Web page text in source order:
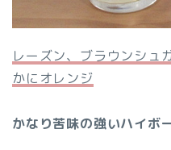
レーズン、ブラウンシュ
かにオレンジ
かなり苦味の強いハイボ